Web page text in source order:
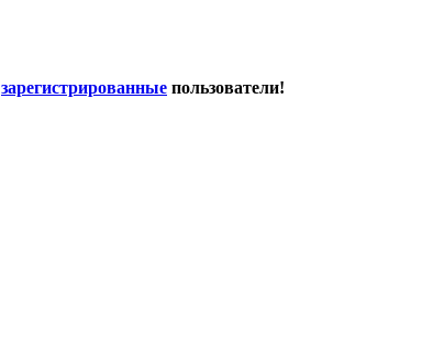
зарегистрированные пользователи!